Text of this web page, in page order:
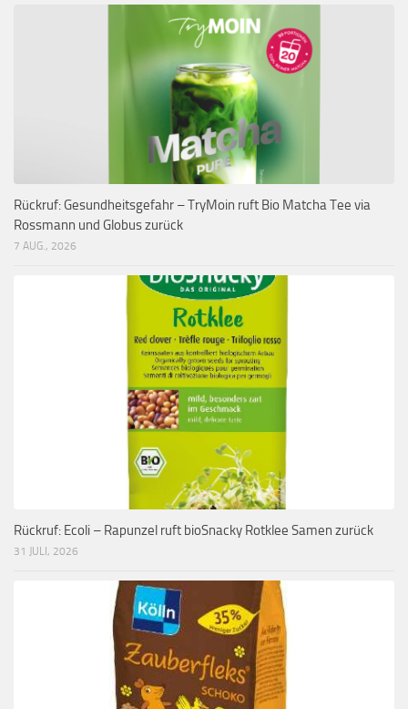
Rückruf: Gesundheitsgefahr – TryMoin ruft Bio Matcha Tee via
Rossmann und Globus zurück
7 AUG., 2026
Rückruf: Ecoli – Rapunzel ruft bioSnacky Rotklee Samen zurück
31 JULI, 2026